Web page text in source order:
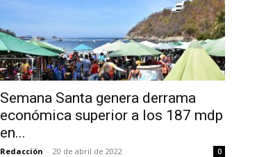
Semana Santa genera derrama
económica superior a los 187 mdp
en...
Redacción - 20 de abril de 2022 0